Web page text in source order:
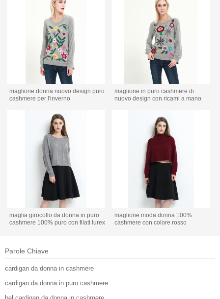
maglione donna nuovo design puro
cashmere per l'inverno
maglione in puro cashmere di
nuovo design con ricami a mano
maglia girocollo da donna in puro
cashmere 100% puro con filati lurex
maglione moda donna 100%
cashmere con colore rosso
Parole Chiave
cardigan da donna in cashmere
cardigan da donna in puro cashmere